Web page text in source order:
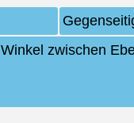
Winkel zwischen